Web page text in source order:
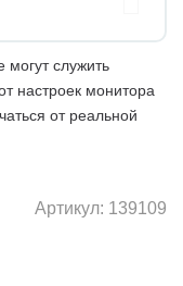
служить
настроек монитора
от реальной
Артикул: 139109